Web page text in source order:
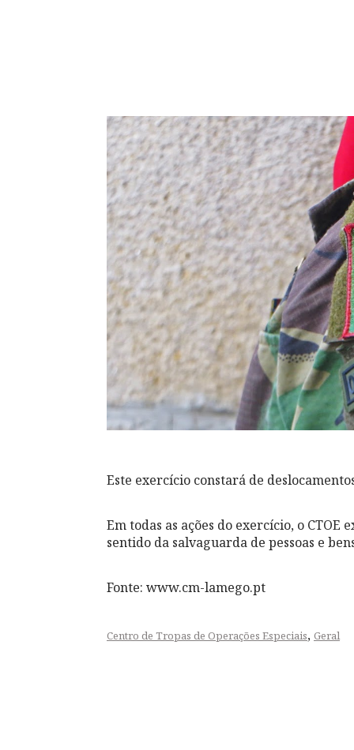
Este exercício constará de
Em todas as ações do exercício, o
sentido da salvaguarda de pessoas e
Fonte: www.cm-lamego.pt
Centro de Tropas de Operações Especiais, Geral